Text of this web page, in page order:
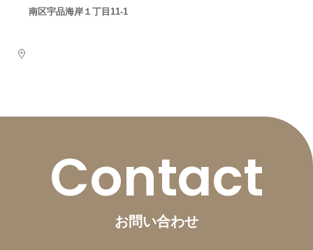
南区宇品海岸１丁目11-1
Contact
お問い合わせ